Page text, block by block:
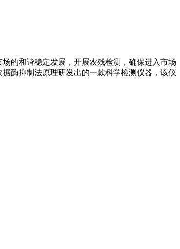
的和谐稳定发展，开展农残检测，确保进入市场
据酶抑制法原理研发出的一款科学检测仪器，该仪